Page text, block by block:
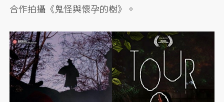
合作拍攝《鬼怪與懷孕的樹》。